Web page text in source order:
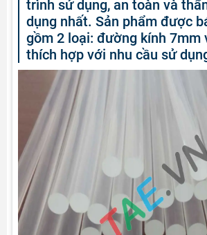
trình sử dụng, an toàn và
dụng nhất. Sản phẩm được
gồm 2 loại: đường kính 7mm
thích hợp với nhu cầu sử